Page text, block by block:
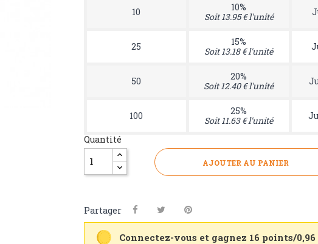
10
10%
Soit 13.95 € l'unité
25
15%
Soit 13.18 € l'unité
50
20%
Soit 12.40 € l'unité
100
25%
Soit 11.63 € l'unité
Quantité
AJOUTER AU PANIER
Partager
Connectez-vous et gagnez 16 points/0,96